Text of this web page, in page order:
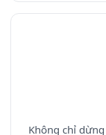
Không chỉ